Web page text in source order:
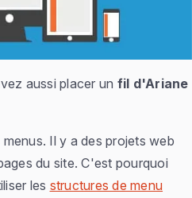
aussi placer un fil d'Ariane
Il y a des projets web
du site. C'est pourquoi
les structures de menu